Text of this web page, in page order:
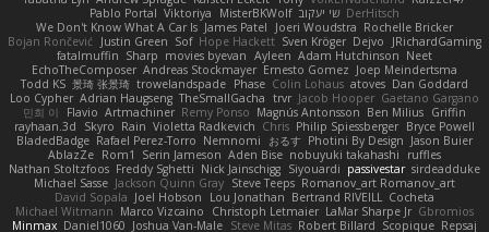
Pablo Portal Viktoriya MisterBKWolf שי יעקוב DerHitsch
We Don't Know What A Car Is James Patel Joeri Woudstra Rochelle Bricker
Bojan Rončević
Justin Green Sof Hope Hackett Sven Kröger Dejvo
JRichardGaming
fatalmuffin Sharp movies byevan Ayleen Adam Hutchinson Neet
EchoTheComposer Andreas Stockmayer Ernesto Gomez Joep Meindertsma
Todd KS 景琦 张景琦 trowelandspade Phase Colin Lohaus atoves Dan Goddard
Loo Cypher Adrian Haugseng TheSmallGacha trvr Jacob Hooper Gaetano Gargano
민희 이
Flavio Artmachiner Remy Ponso Magnús Antonsson Ben Milius Griffin
rayhaan.3d
Skyro Rain Violetta Radkevich Chris Philip Spiessberger Bryce Powell
BladedBadge Rafael Perez-Torro Nemnomi おるす Photini By Design Jason Buier
AblazZe Rom1 Serin Jameson Aden Bise nobuyuki takahashi
ruffles
Nathan Stoltzfoos Freddy Sghetti Nick Jainschigg Siyouardi passivestar sirdeadduke
Michael Sasse Jackson Quinn Gray Steve Teeps Romanov_art Romanov_art
David Sopala Joel Hobson Lou Jonathan Bertrand RIVEILL
Cocheta
Michael Witmann Marco Vizcaino Christoph Letmaier LaMar Sharpe Jr Gbromios
Minmax Daniel1060 Joshua Van-Male Steve Mitas Robert Billard Scopique Repsaj